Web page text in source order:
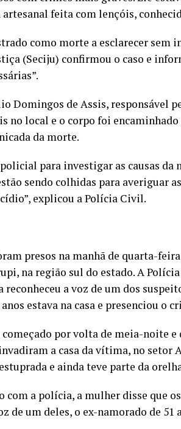
feita com lençóis,
como morte a esclarecer sem
(Seciju) confirmou o caso e
Domingos de Assis, responsável
no local e o corpo foi
da morte.
para investigar as causas da
sendo colhidas para averiguar
explicou a Polícia Civil.
presos na manhã de quarta-
na região sul do estado. A
a voz de um dos
estava na casa e presenciou o
por volta de meia-noite e
a casa da vítima, no setor
e ainda teve parte da
com a polícia, a mulher disse que
de um deles, o ex-namorado de 51